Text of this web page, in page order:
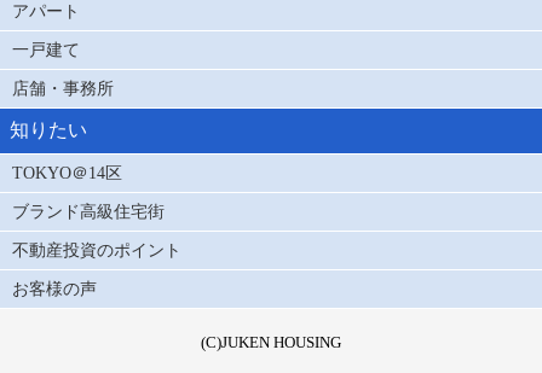
アパート
一戸建て
店舗・事務所
知りたい
TOKYO＠14区
ブランド高級住宅街
不動産投資のポイント
お客様の声
(C)JUKEN HOUSING